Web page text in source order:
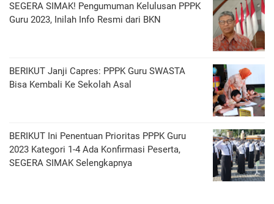
SEGERA SIMAK! Pengumuman Kelulusan PPPK
Guru 2023, Inilah Info Resmi dari BKN
BERIKUT Janji Capres: PPPK Guru SWASTA
Bisa Kembali Ke Sekolah Asal
BERIKUT Ini Penentuan Prioritas PPPK Guru
2023 Kategori 1-4 Ada Konfirmasi Peserta,
SEGERA SIMAK Selengkapnya